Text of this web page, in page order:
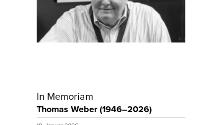
In Memoriam
Thomas Weber (1946–2026)